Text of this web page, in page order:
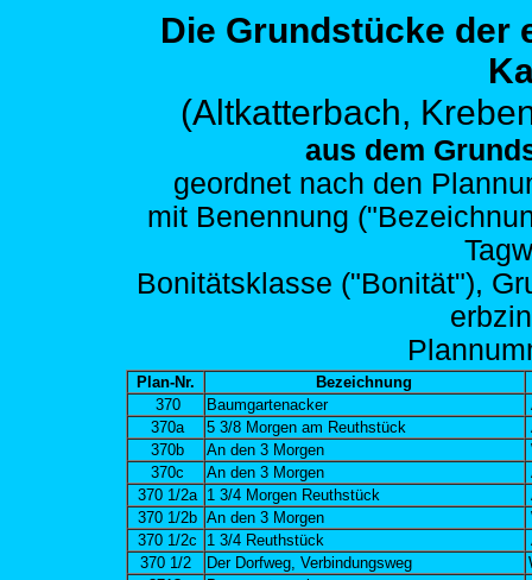
Die Grundstücke der
(Altkatterbach,
aus dem
geordnet nach den
mit Benennung
Bonitätsklasse ("Bonität"),
Plann
Plan-Nr.
Bezeichnung
370
Baumgartenacker
370a
5 3/8 Morgen am Reuthstück
370b
An den 3 Morgen
370c
An den 3 Morgen
370 1/2a 1 3/4 Morgen Reuthstück
370 1/2b An den 3 Morgen
370 1/2c
1 3/4 Reuthstück
370 1/2
Der Dorfweg, Verbindungsweg